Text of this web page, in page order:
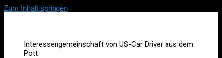
Zum Inhalt springen
Interessengemeinschaft von US-Car Driver aus dem
Pott